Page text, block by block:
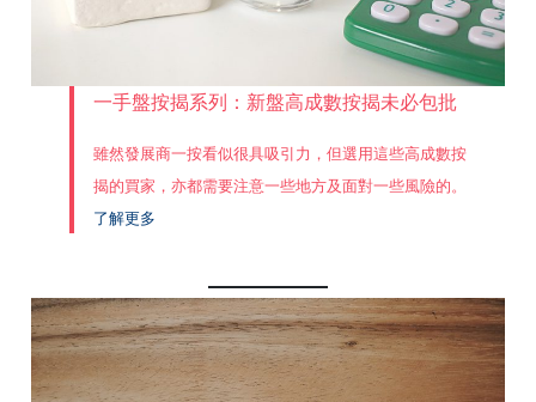
一手盤按揭系列：新盤高成數按揭未必包批
雖然發展商一按看似很具吸引力，但選用這些高成數按
揭的買家，亦都需要注意一些地方及面對一些風險的。
了解更多